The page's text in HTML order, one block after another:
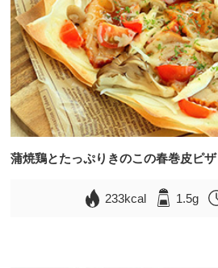
蒲焼鶏とたっぷりきのこの春巻皮ピザ
233kcal 1.5g